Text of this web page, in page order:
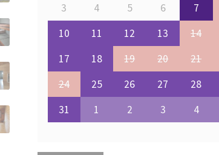
3
4 5 6 7
10
11 12 13 14
17
18 19 20 21
24
25 26 27 28
31
1 2 3 4